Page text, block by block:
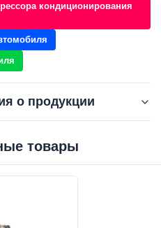
кондиционирования
о продукции
Стандартный размер
товары‌